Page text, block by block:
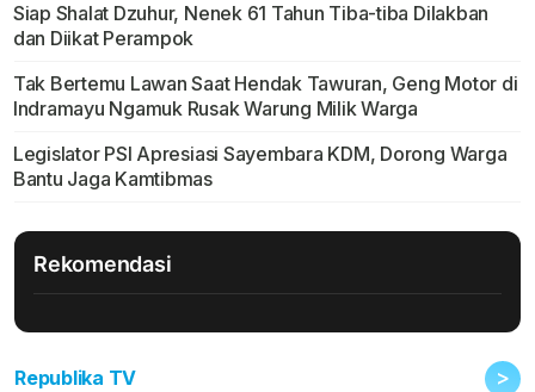
Siap Shalat Dzuhur, Nenek 61 Tahun Tiba-tiba Dilakban
dan Diikat Perampok
Tak Bertemu Lawan Saat Hendak Tawuran, Geng Motor di
Indramayu Ngamuk Rusak Warung Milik Warga
Legislator PSI Apresiasi Sayembara KDM, Dorong Warga
Bantu Jaga Kamtibmas
Rekomendasi
Republika TV >